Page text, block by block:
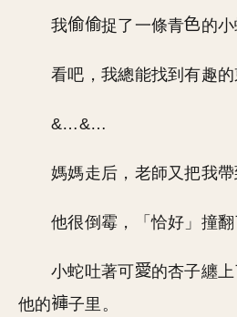
我 捉了一條青 的小
看吧，我總能找到有趣的
&…&…
媽媽走后，老師又把我帶
他很倒霉，「恰好」撞翻
小蛇吐著可
的杏子纏
他的
子里。